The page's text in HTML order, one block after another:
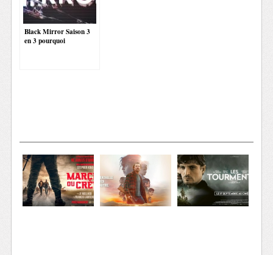
Black Mirror Saison 3
en 3 pourquoi